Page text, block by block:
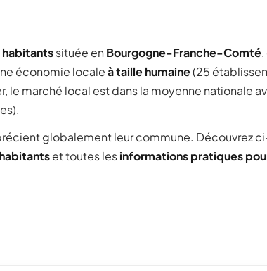
habitantssituée en Bourgogne-Franche-Comté
économie localeà taille humaine(25
le marché local est dans la moyenne nationale
globalement leur commune. Découvrez
et toutes lesinformations pratiques